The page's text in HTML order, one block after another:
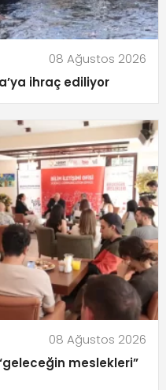
08 Ağustos 2026
ihraç ediliyor
08 Ağustos 2026
meslekleri”